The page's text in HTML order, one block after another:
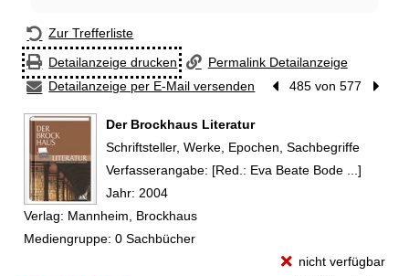
Zur Trefferliste
Detailanzeige drucken
Permalink Detailanzeige
Detailanzeige per E-Mail versenden
Vorheriger Treffer
485 von 577
Der Brockhaus Literatur
Schriftsteller, Werke, Epochen, Sachbegriffe
Suche nach diesem Verfasser
Verfasserangabe: [Red.: Eva Beate Bode ...]
Jahr: 2004
Verlag: Mannheim, Brockhaus
Mediengruppe: 0 Sachbücher
nicht verfügbar